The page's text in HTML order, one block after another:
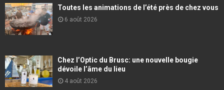
Toutes les animations de l’été près de chez vous
6 août 2026
Chez l’Optic du Brusc: une nouvelle bougie
dévoile l’âme du lieu
4 août 2026